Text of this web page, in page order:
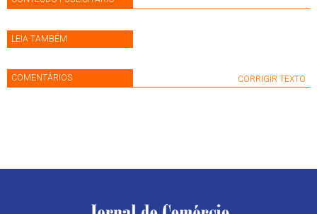
LEIA TAMBÉM
COMENTÁRIOS CORRIGIR TEXTO